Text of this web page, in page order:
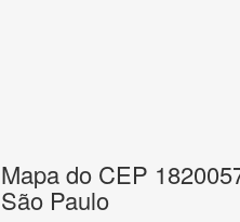
Mapa do CEP
São Paulo